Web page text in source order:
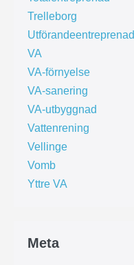
Trelleborg
Utförandeentreprenad
VA
VA-förnyelse
VA-sanering
VA-utbyggnad
Vattenrening
Vellinge
Vomb
Yttre VA
Meta